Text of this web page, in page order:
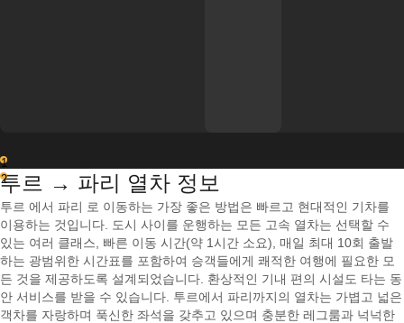
1
2
투르 → 파리 열차 정보
투르 에서 파리 로 이동하는 가장 좋은 방법은 빠르고 현대적인 기차를
이용하는 것입니다. 도시 사이를 운행하는 모든 고속 열차는 선택할 수
있는 여러 클래스, 빠른 이동 시간(약 1시간 소요), 매일 최대 10회 출발
하는 광범위한 시간표를 포함하여 승객들에게 쾌적한 여행에 필요한 모
든 것을 제공하도록 설계되었습니다. 환상적인 기내 편의 시설도 타는 동
안 서비스를 받을 수 있습니다. 투르에서 파리까지의 열차는 가볍고 넓은
객차를 자랑하며 푹신한 좌석을 갖추고 있으며 충분한 레그룸과 넉넉한